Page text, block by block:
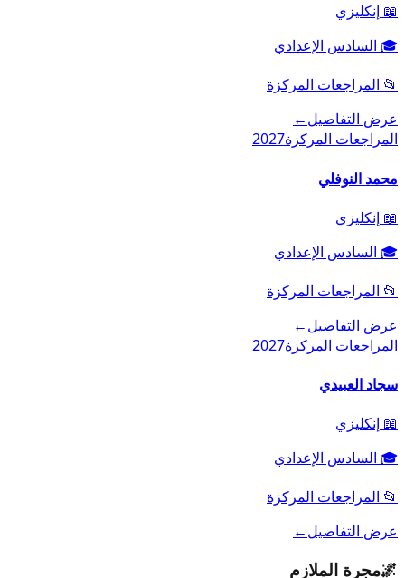
📖 إنكليزي
🎓 السادس الإعدادي
📂 المراجعات المركزة
عرض التفاصيل←
المراجعات المركزة2027
محمد النوفلي
📖 إنكليزي
🎓 السادس الإعدادي
📂 المراجعات المركزة
عرض التفاصيل←
المراجعات المركزة2027
سجاد العبيدي
📖 إنكليزي
🎓 السادس الإعدادي
📂 المراجعات المركزة
عرض التفاصيل←
🌌مجرة الملازم